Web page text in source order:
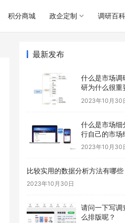
积分商城 政企定制 调研百科
最新发布
什么是市场调
研为什么很重
2023年10月30
什么是市场细
行自己的市场
2023年10月30
比较实用的数据分析方法有哪些
2023年10月30日
请问一下写调
么排版呢？